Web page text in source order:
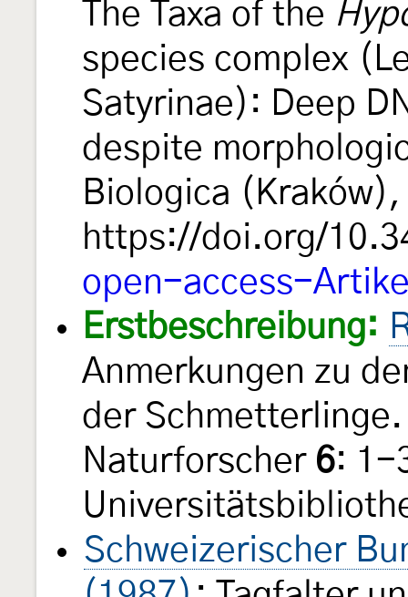
The Taxa of the
species complex
Satyrinae): Deep
despite
Biologica
https://doi.org/
open-access-
Erstbeschreibung:
Anmerkungen zu
der
Naturforscher 6: 1-
Schweizerischer